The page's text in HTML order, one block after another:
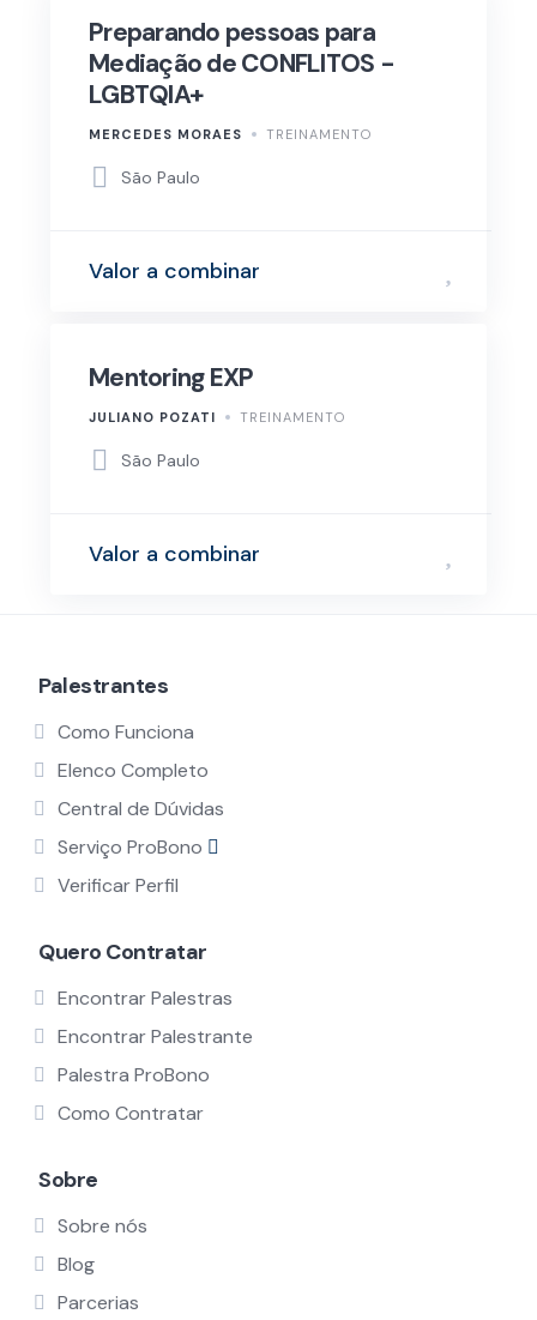
Preparando pessoas para
Mediação de CONFLITOS -
LGBTQIA+
MERCEDES MORAES TREINAMENTO
São Paulo
Valor a combinar
Mentoring EXP
JULIANO POZATI TREINAMENTO
São Paulo
Valor a combinar
Palestrantes
Como Funciona
Elenco Completo
Central de Dúvidas
Serviço ProBono
Verificar Perfil
Quero Contratar
Encontrar Palestras
Encontrar Palestrante
Palestra ProBono
Como Contratar
Sobre
Sobre nós
Blog
Parcerias